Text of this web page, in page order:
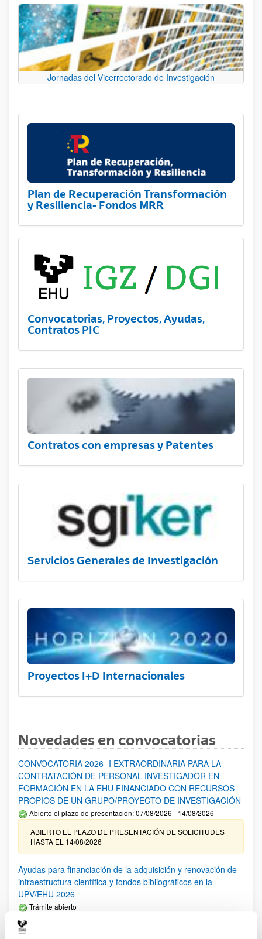
Jornadas del Vicerrectorado de Investigación
Plan de Recuperación Transformación
y Resiliencia- Fondos MRR
Convocatorias, Proyectos, Ayudas,
Contratos PIC
Contratos con empresas y Patentes
Servicios Generales de Investigación
Proyectos I+D Internacionales
Novedades en convocatorias
CONVOCATORIA 2026- I EXTRAORDINARIA PARA LA
CONTRATACIÓN DE PERSONAL INVESTIGADOR EN
FORMACIÓN EN LA EHU FINANCIADO CON RECURSOS
PROPIOS DE UN GRUPO/PROYECTO DE INVESTIGACIÓN
Abierto el plazo de presentación: 07/08/2026 - 14/08/2026
ABIERTO EL PLAZO DE PRESENTACIÓN DE SOLICITUDES
HASTA EL 14/08/2026
Ayudas para financiación de la adquisición y renovación de
infraestructura científica y fondos bibliográficos en la
UPV/EHU 2026
Trámite abierto